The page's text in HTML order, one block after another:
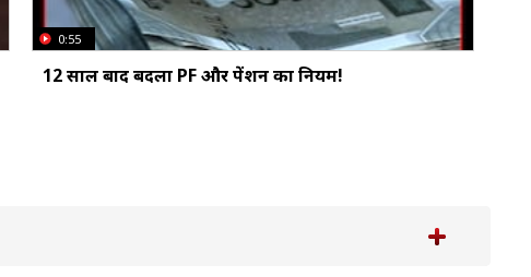
0:55
12 साल बाद बदला PF और पेंशन का नियम!